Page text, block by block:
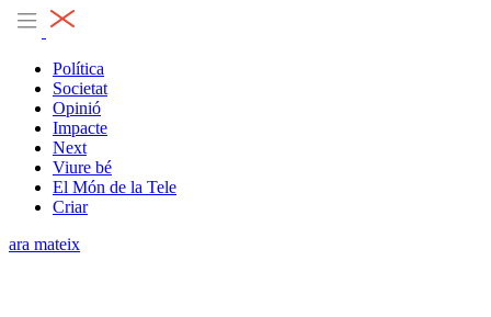
Política
Societat
Opinió
Impacte
Next
Viure bé
El Món de la Tele
Criar
ara mateix